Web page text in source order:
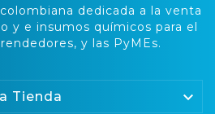
dedicada a la venta
y e insumos químicos para el
y las PyMEs.
Tienda 